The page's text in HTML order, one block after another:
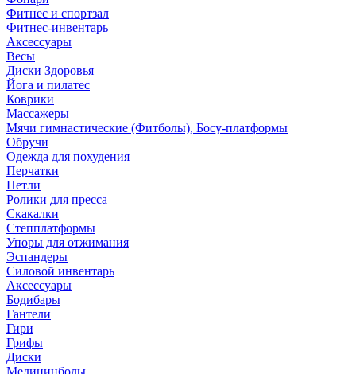
Фитнес и спортзал
Фитнес-инвентарь
Аксессуары
Весы
Диски Здоровья
Йога и пилатес
Коврики
Массажеры
Мячи гимнастические (Фитболы), Босу-платформы
Обручи
Одежда для похудения
Перчатки
Петли
Ролики для пресса
Скакалки
Степплатформы
Упоры для отжимания
Эспандеры
Силовой инвентарь
Аксессуары
Бодибары
Гантели
Гири
Грифы
Диски
Медицинболы